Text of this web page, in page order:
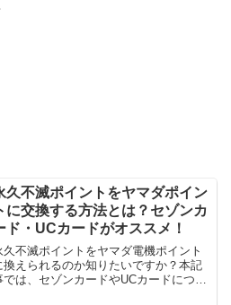
久不滅ポイントをヤマダポイン
に交換する方法とは？セゾンカ
ド・UCカードがオススメ！
久不滅ポイントをヤマダ電機ポイント
換えられるのか知りたいですか？本記
では、セゾンカードやUCカードについ